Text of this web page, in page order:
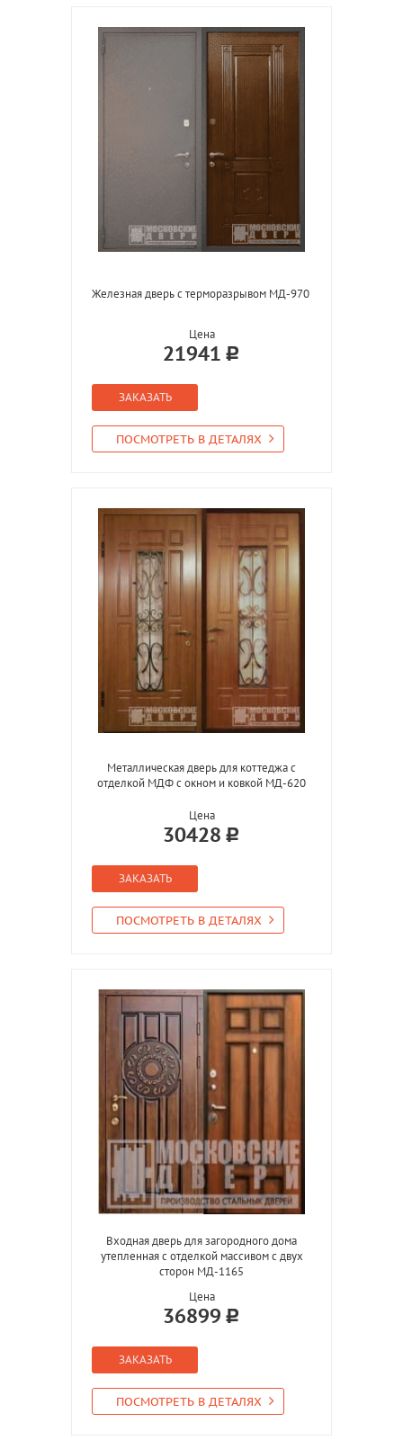
Железная дверь с терморазрывом МД-970
Цена
21941
ЗАКАЗАТЬ
ПОСМОТРЕТЬ В ДЕТАЛЯХ
Металлическая дверь для коттеджа с
отделкой МДФ с окном и ковкой МД-620
Цена
30428
ЗАКАЗАТЬ
ПОСМОТРЕТЬ В ДЕТАЛЯХ
Входная дверь для загородного дома
утепленная с отделкой массивом с двух
сторон МД-1165
Цена
36899
ЗАКАЗАТЬ
ПОСМОТРЕТЬ В ДЕТАЛЯХ